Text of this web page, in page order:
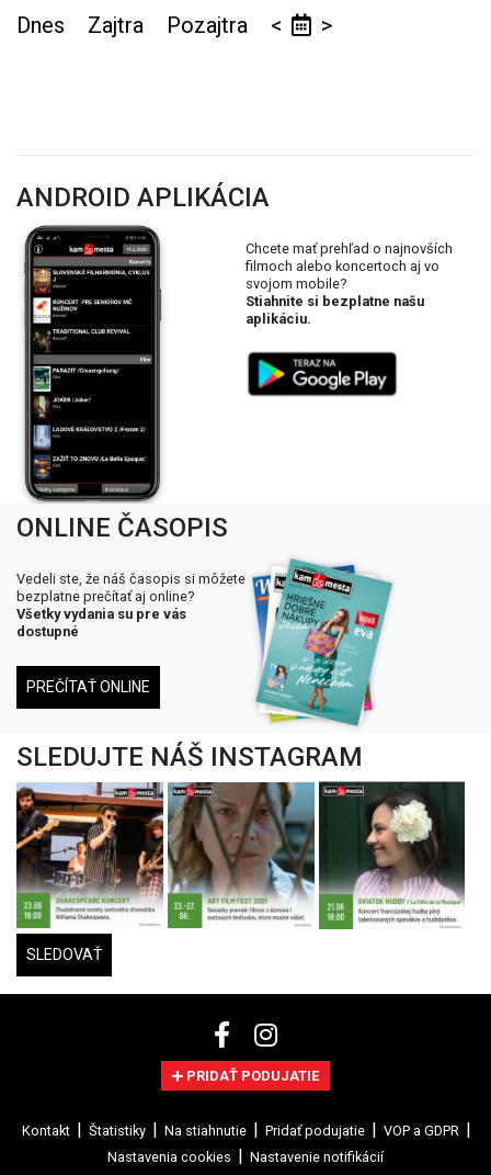
Dnes Zajtra Pozajtra < >
ANDROID APLIKÁCIA
Chcete mať prehľad o najnovších
filmoch alebo koncertoch aj vo
svojom mobile?
Stiahnite si bezplatne našu
aplikáciu.
ONLINE ČASOPIS
Vedeli ste, že náš časopis si môžete
bezplatne prečítať aj online?
Všetky vydania su pre vás
dostupné
PREČÍTAŤ ONLINE
SLEDUJTE NÁŠ INSTAGRAM
SLEDOVAŤ
PRIDAŤ PODUJATIE
Kontakt Štatistiky Na stiahnutie Pridať podujatie
VOP a GDPR
Nastavenia cookies
Nastavenie notifikácií